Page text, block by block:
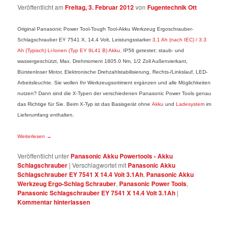
Veröffentlicht amFreitag, 3. Februar 2012vonFugentechnik Ott
Original Panasonic Power Tool-Tough Tool-Akku Werkzeug Ergoschrauber-
Schlagschrauber EY 7541 X, 14.4 Volt, Leistungsstarker3,1 Ah (nach IEC) / 3.3
Ah (Typisch) Li-Ionen (Typ EY 9L41 B) Akku,
IP56 getestet: staub- und
wassergeschützt, Max. Drehmoment 1805.0 Nm, 1/2 Zoll Außenvierkant,
Bürstenloser Motor, Elektronische Drehzahlstabilisierung, Rechts-/Linkslauf, LED-
Arbeitsleuchte. Sie wollen Ihr Werkzeugsortiment ergänzen und alle Möglichkeiten
nutzen? Dann sind die X-Typen der verschiedenen Panasonic Power Tools genau
das Richtige für Sie. Beim X-Typ ist das Basisgerät ohneAkku undLadesystem im
Lieferumfang enthalten.
Weiterlesen →
Veröffentlicht unter Panasonic Akku Powertools - Akku
Schlagschrauber |Verschlagwortet mit Panasonic Akku
Schlagschrauber EY 7541 X 14.4 Volt 3.1Ah, Panasonic Akku
Werkzeug Ergo-Schlag Schrauber, Panasonic Power Tools,
Panasonic Schlagschrauber EY 7541 X 14.4 Volt 3.1Ah |
Kommentar hinterlassen